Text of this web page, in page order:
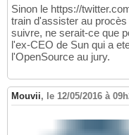
Sinon le https://
train d'assister au
suivre, ne serait-ce que
l'ex-CEO de Sun qui a
l'OpenSource au jury.
Mouvii, le 12/05/2016 à